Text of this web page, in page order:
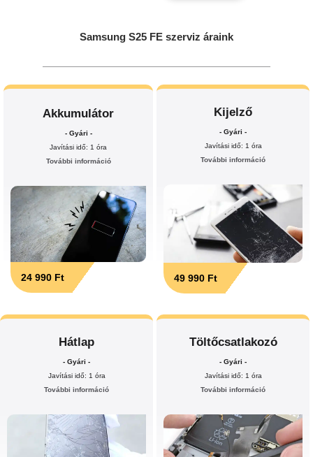
Samsung S25 FE szerviz áraink
Akkumulátor
- Gyári -
Javítási idő: 1 óra
További információ
24 990 Ft
Kijelző
- Gyári -
Javítási idő: 1 óra
További információ
49 990 Ft
Hátlap
- Gyári -
Javítási idő: 1 óra
További információ
Töltőcsatlakozó
- Gyári -
Javítási idő: 1 óra
További információ